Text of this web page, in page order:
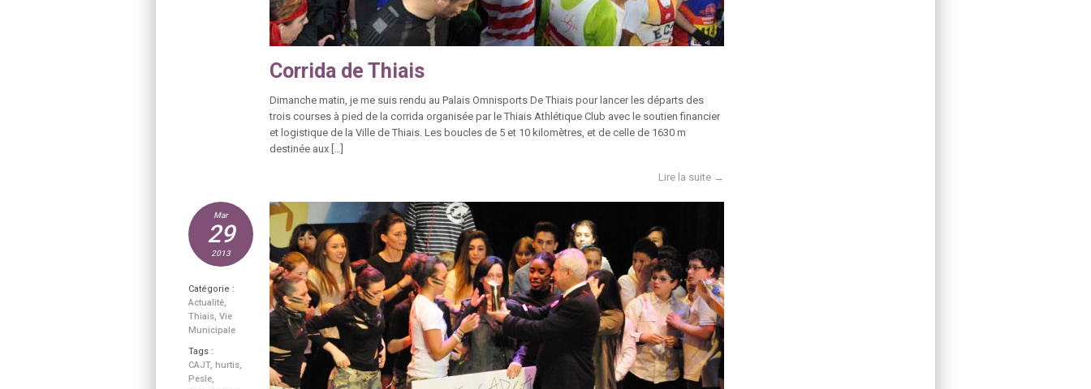
Corrida de Thiais
Dimanche matin, je me suis rendu au Palais Omnisports De Thiais pour lancer les départs des
trois courses à pied de la corrida organisée par le Thiais Athlétique Club avec le soutien financier
et logistique de la Ville de Thiais. Les boucles de 5 et 10 kilomètres, et de celle de 1630 m
destinée aux […]
Lire la suite →
Mar
29
2013
Catégorie :
Actualité,
Thiais, Vie
Municipale
Tags :
CAJT, hurtis,
Pesle,